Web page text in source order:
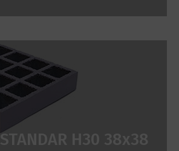
STANDAR H30 38x38